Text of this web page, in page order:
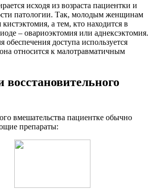
исходя из возраста пациентки и
патологии. Так, молодым женщинам
а тем, кто находится в
– овариоэктомия или аднексэктомия.
доступа используется
относится к малотравматичным
восстановительного
вмешательства пациентке обычно
препараты: